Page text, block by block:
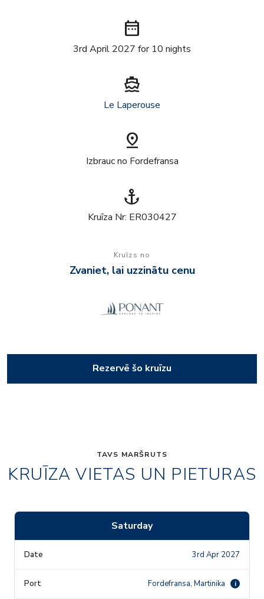
date_range
3rd April 2027 for 10 nights
directions_boat
Le Laperouse
pin_drop
Izbrauc no Fordefransa
anchor
Kruīza Nr: ER030427
Kruīzs no
Zvaniet, lai uzzinātu cenu
Rezervē šo kruīzu
TAVS MARŠRUTS
KRUĪZA VIETAS UN PIETURAS
Saturday
3rd Apr 2027
Fordefransa, Martinika i